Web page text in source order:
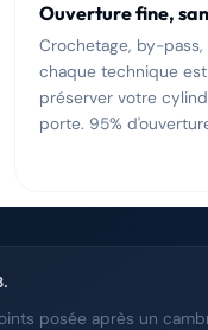
Ouverture fine,
Crochetage, by-
chaque technique
préserver votre
porte. 95%
posée après un